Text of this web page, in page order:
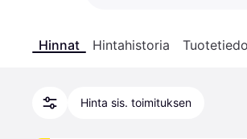
Hinnat Hintahistoria
Hinta sis. toimituksen